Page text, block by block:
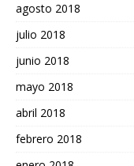
agosto 2018
julio 2018
junio 2018
mayo 2018
abril 2018
febrero 2018